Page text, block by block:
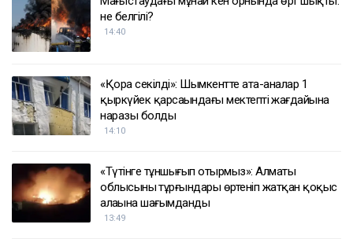
не белгілі?
14:40
«Қора секілді»: Шымкентте ата-аналар 1
қыркүйек қарсаңындағы мектептің жағдайына
наразы болды
14:10
«Түтінге тұншығып отырмыз»: Алматы
облысының тұрғындары өртеніп жатқан қоқыс
алаңына шағымданды
13:49